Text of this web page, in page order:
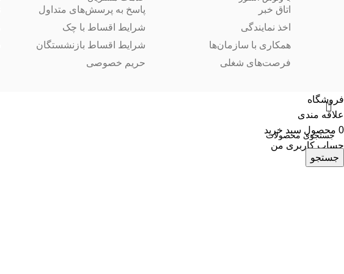
اتاق خبر
اخذ نمایندگی
همکاری با سازمان‌ها
فرصت‌های شغلی
پاسخ به پرسش‌های متداول
شرایط اقساط با چک
شرایط اقساط بازنشستگان
حریم خصوصی
جستجو
فروشگاه
علاقه مندی
0 محصول سبد خرید
حساب کاربری من